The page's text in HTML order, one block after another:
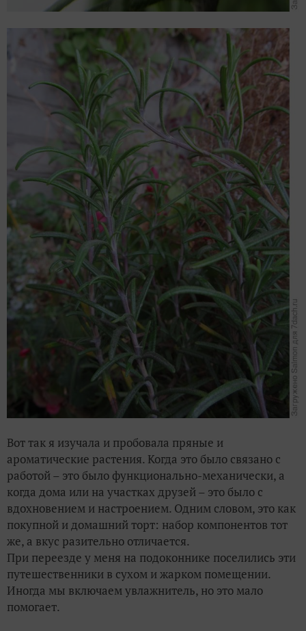
Вот так я изучала и пробовала пряные и
ароматические растения. Когда это было связано с
работой – это было функционально-механически, а
когда дома или на участках друзей – это было с
вдохновением и настроением. Одним словом, это как
покупной и домашний торт: набор компонентов тот
же, а вкус разительно отличается.
При переезде у меня на подоконнике поселились эти
путешественники в сухом и жарком помещении.
Иногда мы включаем увлажнитель, но это мало
помогает.